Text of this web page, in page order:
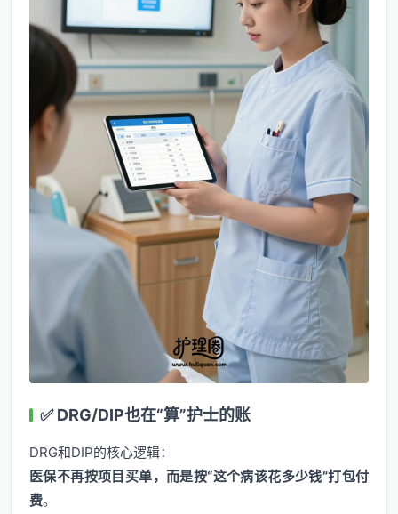
✅ DRG/DIP也在“算”护士的账
DRG和DIP的核心逻辑：
医保不再按项目买单，而是按“这个病该花多少钱”打包付
费。